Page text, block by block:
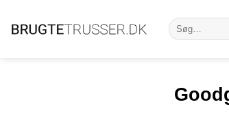
Søg
efter: